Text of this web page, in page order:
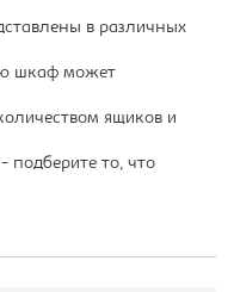
в различных
шкаф может
ящиков и
то, что